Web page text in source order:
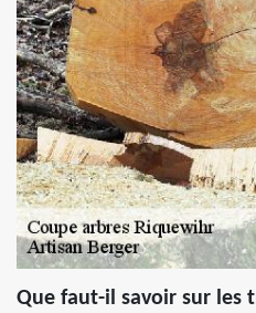
Que faut-il savoir sur les